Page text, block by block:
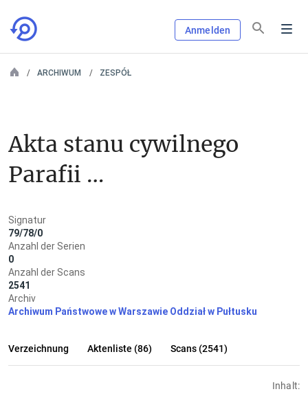
Anmelden
ARCHIWUM ZESPÓŁ
Akta stanu cywilnego
Parafii
w Pokrzywnicy
Signatur
79/78/0
Anzahl der Serien
0
Anzahl der Scans
2541
Archiv
Archiwum Państwowe w Warszawie Oddział w Pułtusku
Verzeichnung Aktenliste (86) Scans (2541)
Inhalt: